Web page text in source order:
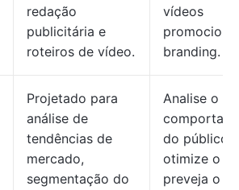
redação
publicitária e
roteiros de vídeo.
vídeos
branding.
Projetado para
análise de
tendências de
mercado,
segmentação do
Analise o
do público,
otimize o
preveja o